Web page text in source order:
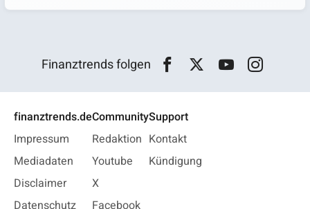
Finanztrends folgen
finanztrends.de
Impressum
Mediadaten
Disclaimer
Datenschutz
Community
Redaktion
Youtube
X
Facebook
Support
Kontakt
Kündigung